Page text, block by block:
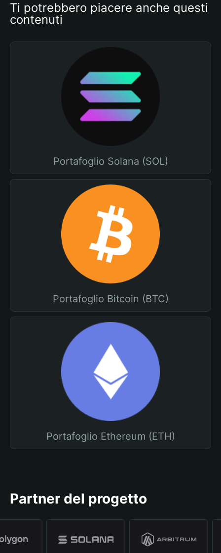
Ti potrebbero piacere anche questi
contenuti
Portafoglio Solana (SOL)
Portafoglio Bitcoin (BTC)
Portafoglio Ethereum (ETH)
Partner del progetto